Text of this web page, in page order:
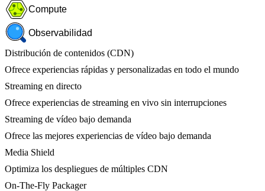
Compute
Observabilidad
Distribución de contenidos (CDN)
Ofrece experiencias rápidas y personalizadas en todo el mundo
Streaming en directo
Ofrece experiencias de streaming en vivo sin interrupciones
Streaming de vídeo bajo demanda
Ofrece las mejores experiencias de vídeo bajo demanda
Media Shield
Optimiza los despliegues de múltiples CDN
On-The-Fly Packager